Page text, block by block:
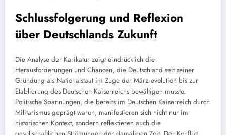
Schlussfolgerung und Reflexion
über Deutschlands Zukunft
Die Analyse der Karikatur zeigt eindrücklich die
Herausforderungen und Chancen, die Deutschland seit seiner
Gründung als Nationalstaat im Zuge der Märzrevolution bis zur
Etablierung des Deutschen Kaiserreichs bewältigen musste.
Politische Spannungen, die bereits im Deutschen Kaiserreich durch
Militarismus geprägt waren, manifestieren sich nicht nur im
historischen Kontext, sondern reflektieren auch die